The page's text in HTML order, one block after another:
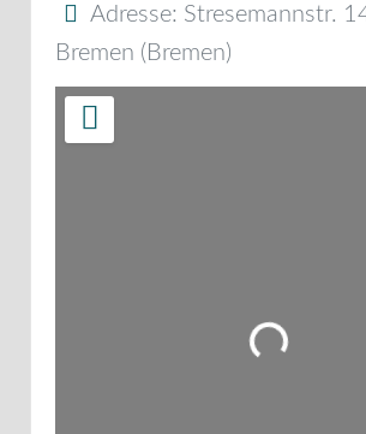
Adresse: Stresemannstr.
Bremen ( Bremen)
Wird geladen …